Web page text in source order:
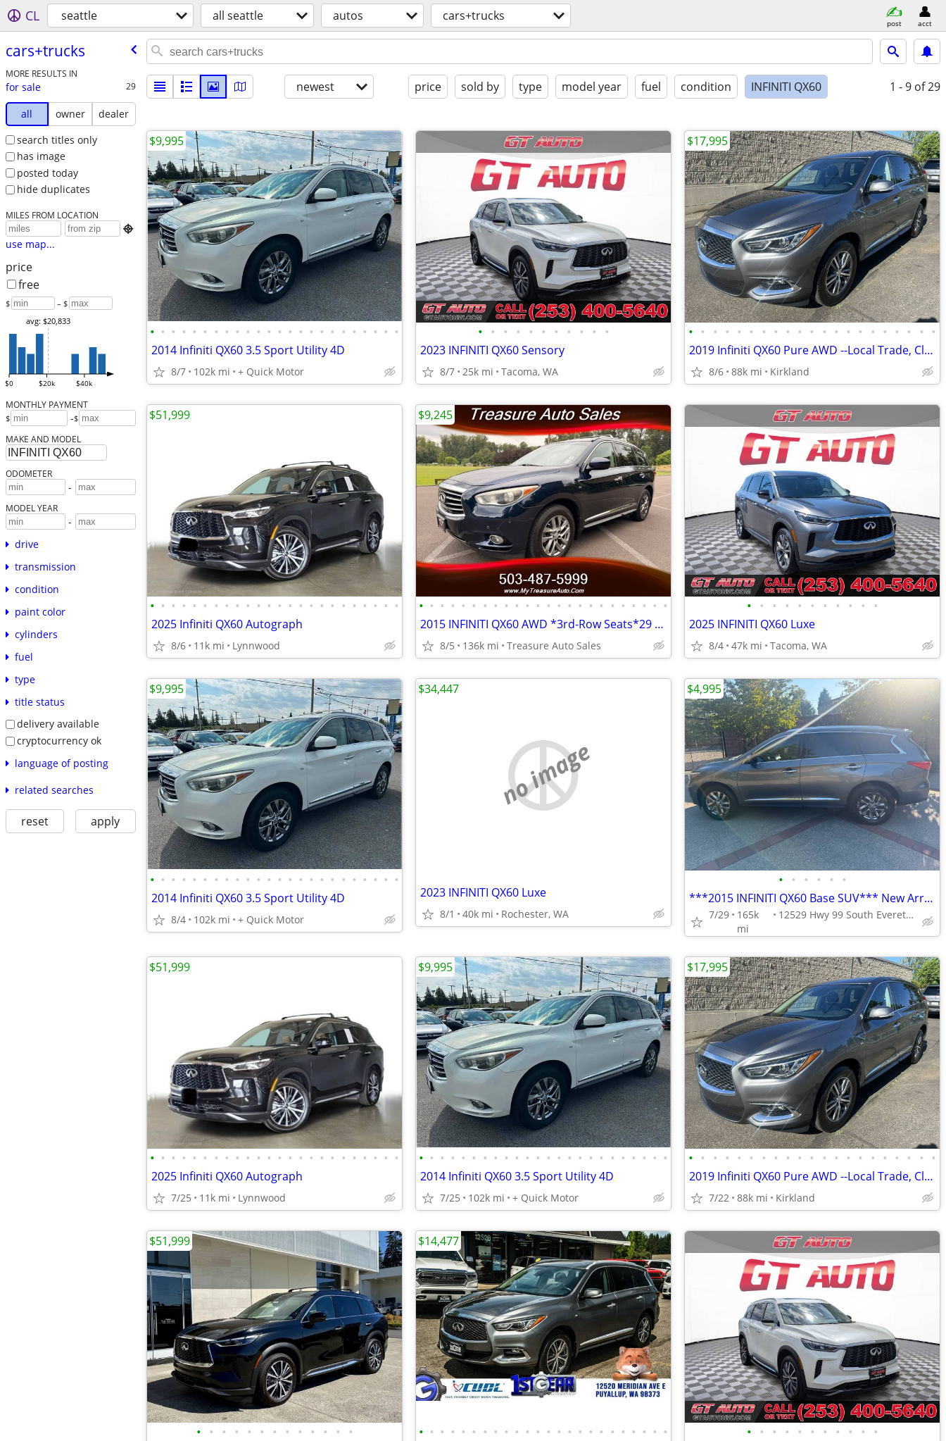
CL seattle all seattle autos cars+trucks post acct
cars+trucks
MORE RESULTS IN
for sale 29
all owner
dealer
search titles only
has image
posted today
hide duplicates
MILES FROM LOCATION

use map...
price
free
$ – $
$0 $20k $40k
avg: $20,833
MONTHLY PAYMENT
$ -$
MAKE AND MODEL
ODOMETER
-
MODEL YEAR
-
drive
transmission
condition
paint color
cylinders
fuel
type
title status
delivery available
cryptocurrency ok
language of posting
related searches
reset apply
newest price sold by type model year fuel condition INFINITI QX60 1 - 9 of 29
• • • • • • • • • • • • • • • • • • • • • • • •
2014 Infiniti QX60 3.5 Sport Utility 4D
8/7 102k mi + Quick Motor
$9,995
• • • • • • • • • • •
2023 INFINITI QX60 Sensory
8/7 25k mi Tacoma, WA
• • • • • • • • • • • • • • • • • • • • •
2019 Infiniti QX60 Pure AWD --Local Trade, Clean title, Loaded--
8/6 88k mi Kirkland
$17,995
• • • • • • • • • • • • • • • • • • • • • • • •
2025 Infiniti QX60 Autograph
8/6 11k mi Lynnwood
$51,999
• • • • • • • • • • • • • • • • • • • • • • • •
2015 INFINITI QX60 AWD *3rd-Row Seats*29 Service Records*
8/5 136k mi Treasure Auto Sales
$9,245
• • • • • • • • • • •
2025 INFINITI QX60 Luxe
8/4 47k mi Tacoma, WA
• • • • • • • • • • • • • • • • • • • • • • • •
2014 Infiniti QX60 3.5 Sport Utility 4D
8/4 102k mi + Quick Motor
$9,995
no image
2023 INFINITI QX60 Luxe
8/1 40k mi Rochester, WA
$34,447
• • • • • •
***2015 INFINITI QX60 Base SUV*** New Arrival
7/29
165k
mi
12529 Hwy 99 South Everett WA
$4,995
• • • • • • • • • • • • • • • • • • • • • • • •
2025 Infiniti QX60 Autograph
7/25 11k mi Lynnwood
$51,999
• • • • • • • • • • • • • • • • • • • • • • • •
2014 Infiniti QX60 3.5 Sport Utility 4D
7/25 102k mi + Quick Motor
$9,995
• • • • • • • • • • • • • • • • • • • • •
2019 Infiniti QX60 Pure AWD --Local Trade, Clean title, Loaded--
7/22 88k mi Kirkland
$17,995
• • • • • • • • • • • • •
$51,999
• • • • • • • • • • • • • • • • • • • • • • • •
$14,477
• • • • • • • • • • •